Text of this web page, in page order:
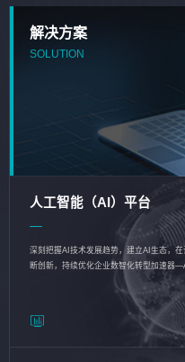
解决方案
SOLUTION
人工智能（AI）平台
深刻把握AI技术发展趋势，建立AI生态，
断创新，持续优化企业数智化转型加速器